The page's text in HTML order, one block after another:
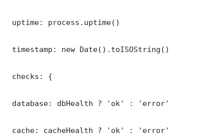
uptime: process.uptime()
timestamp: new Date().toISOString()
checks: {
database: dbHealth ? 'ok' : 'error'
cache: cacheHealth ? 'ok' : 'error'